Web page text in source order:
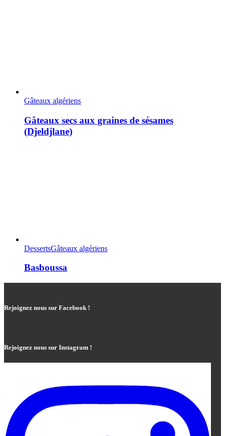
Gâteaux algériens
Gâteaux secs aux graines de sésames
(Djeldjlane)
DessertsGâteaux algériens
Basboussa
Rejoignez nous sur Facebook !
Rejoignez nous sur Instagram !